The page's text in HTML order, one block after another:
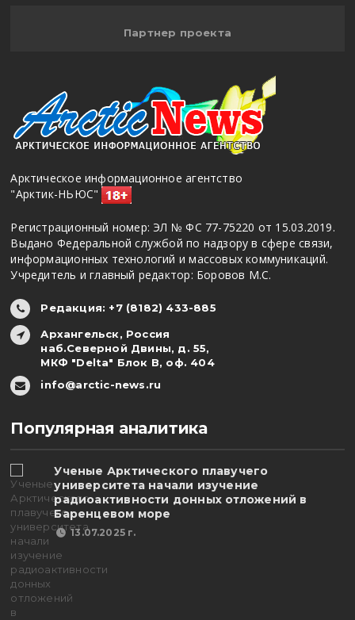
Партнер проекта
Арктическое информационное агентство
"Арктик-НЬЮС"
Регистрационный номер: ЭЛ № ФС 77-75220 от 15.03.2019.
Выдано Федеральной службой по надзору в сфере связи,
информационных технологий и массовых коммуникаций.
Учредитель и главный редактор: Боровов М.С.
Редакция: +7 (8182) 433-885
Архангельск, Россия
наб.Северной Двины, д. 55,
МКФ "Delta" Блок В, оф. 404
info@arctic-news.ru
Популярная аналитика
Ученые Арктического плавучего
университета начали изучение
радиоактивности донных отложений в
Баренцевом море
13.07.2025 г.